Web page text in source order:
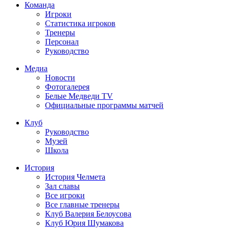
Команда
Игроки
Статистика игроков
Тренеры
Персонал
Руководство
Медиа
Новости
Фотогалерея
Белые Медведи TV
Официальные программы матчей
Клуб
Руководство
Музей
Школа
История
История Челмета
Зал славы
Все игроки
Все главные тренеры
Клуб Валерия Белоусова
Клуб Юрия Шумакова